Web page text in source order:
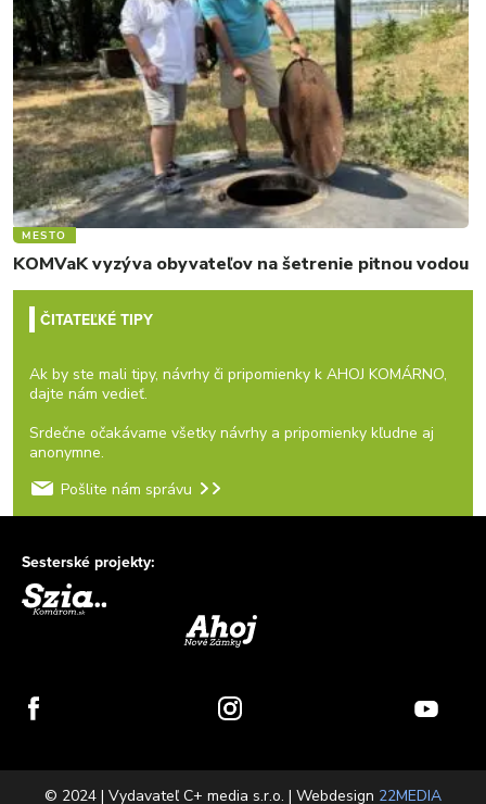
MESTO
KOMVaK vyzýva obyvateľov na šetrenie pitnou vodou
ČITATEĽKÉ TIPY
Ak by ste mali tipy, návrhy či pripomienky k AHOJ KOMÁRNO,
dajte nám vedieť.
Srdečne očakávame všetky návrhy a pripomienky kľudne aj
anonymne.
Pošlite nám správu
Sesterské projekty:
© 2024 | Vydavateľ C+ media s.r.o. | Webdesign 22MEDIA